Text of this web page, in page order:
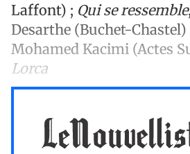
Laffont) ; Qui se ressemble
Desarthe (Buchet-Chastel)
Mohamed Kacimi (Actes
Lorca